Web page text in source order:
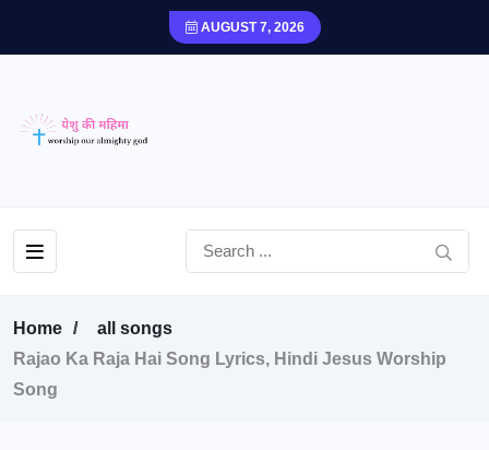
AUGUST 7, 2026
Home
all songs
Rajao Ka Raja Hai Song Lyrics, Hindi Jesus Worship
Song